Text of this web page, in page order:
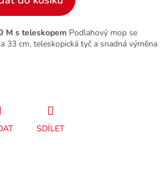
M s teleskopem Podlahový mop se
33 cm, teleskopická tyč a snadná výměna
SDÍLET